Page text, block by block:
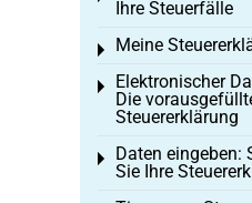
Ihre Steuerfälle
Meine
Toggle menu
Elektronischer
Die
Steuererklärung
Toggle menu
Daten eingeben:
Sie Ihre
Toggle menu